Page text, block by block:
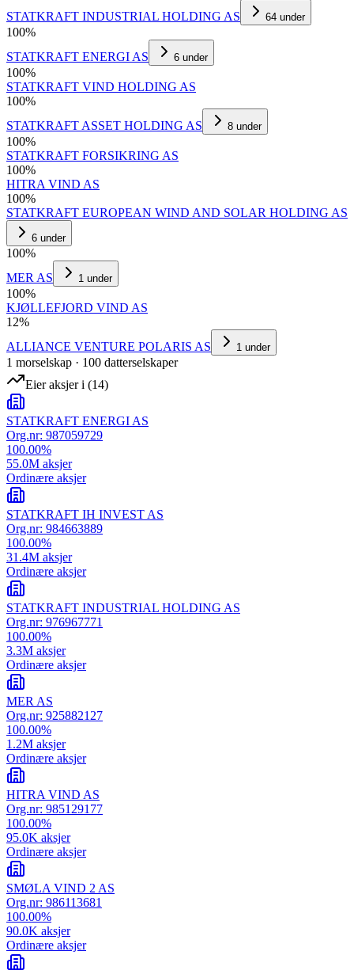
STATKRAFT INDUSTRIAL HOLDING AS
64 under
100%
STATKRAFT ENERGI AS
6 under
100%
STATKRAFT VIND HOLDING AS
100%
STATKRAFT ASSET HOLDING AS
8 under
100%
STATKRAFT FORSIKRING AS
100%
HITRA VIND AS
100%
STATKRAFT EUROPEAN WIND AND SOLAR HOLDING AS
6 under
100%
MER AS
1 under
100%
KJØLLEFJORD VIND AS
12%
ALLIANCE VENTURE POLARIS AS
1 under
1 morselskap · 100 datterselskaper
Eier aksjer i (14)
STATKRAFT ENERGI AS
Org.nr: 987059729
100.00%
55.0M aksjer
Ordinære aksjer
STATKRAFT IH INVEST AS
Org.nr: 984663889
100.00%
31.4M aksjer
Ordinære aksjer
STATKRAFT INDUSTRIAL HOLDING AS
Org.nr: 976967771
100.00%
3.3M aksjer
Ordinære aksjer
MER AS
Org.nr: 925882127
100.00%
1.2M aksjer
Ordinære aksjer
HITRA VIND AS
Org.nr: 985129177
100.00%
95.0K aksjer
Ordinære aksjer
SMØLA VIND 2 AS
Org.nr: 986113681
100.00%
90.0K aksjer
Ordinære aksjer